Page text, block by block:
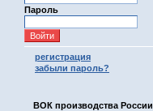
Пароль
регистрация
забыли пароль?
ВОК производства России